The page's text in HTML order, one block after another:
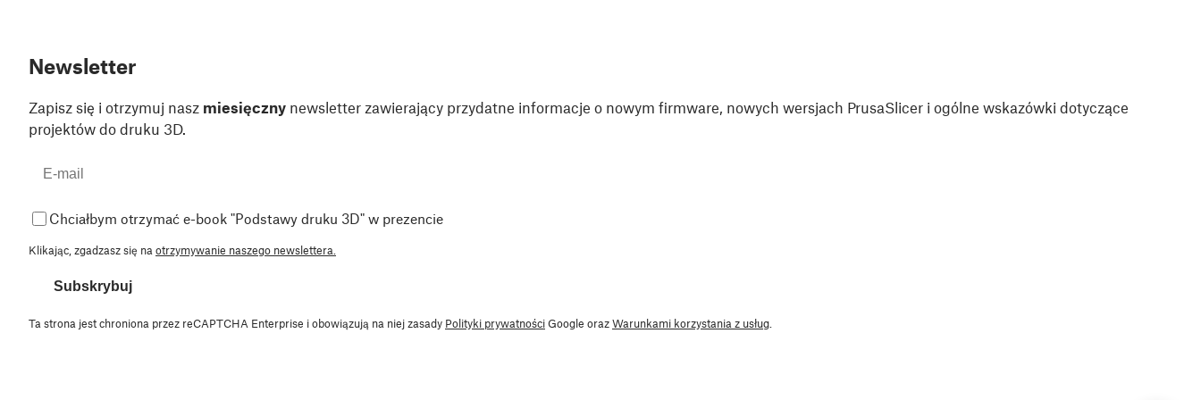
Newsletter
Zapisz się i otrzymuj nasz miesięczny newsletter zawierający przydatne informacje o nowym firmware, nowych wersjach PrusaSlicer i ogólne wskazówki dotyczące
projektów do druku 3D.
Chciałbym otrzymać e-book "Podstawy druku 3D" w prezencie
Klikając, zgadzasz się na otrzymywanie naszego newslettera.
Subskrybuj
Ta strona jest chroniona przez reCAPTCHA Enterprise i obowiązują na niej zasady Polityki prywatnościGoogle orazWarunkami korzystania z usług